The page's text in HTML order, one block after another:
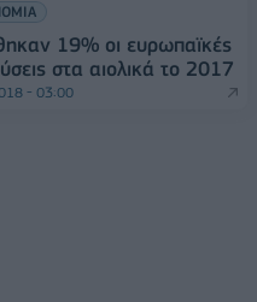
19% οι ευρωπαϊκές
στα αιολικά το 2017
- 03:00